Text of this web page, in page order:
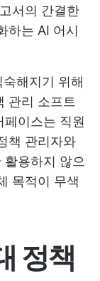
서의 간결한
하는 AI 어시
숙해지기 위해
관리 소프트
이스는 직원
책 관리자와
용하지 않으
목적이 무색
정책